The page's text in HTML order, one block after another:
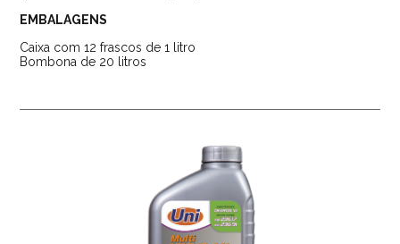
EMBALAGENS
Caixa com 12 frascos de 1 litro
Bombona de 20 litros